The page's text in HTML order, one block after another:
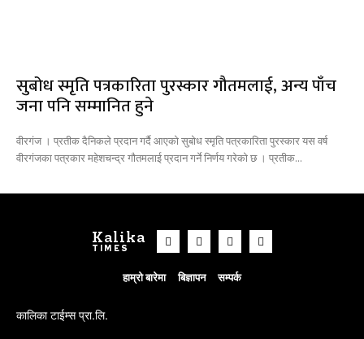
सुबोध स्मृति पत्रकारिता पुरस्कार गौतमलाई, अन्य पाँच
जना पनि सम्मानित हुने
वीरगंज । प्रतीक दैनिकले प्रदान गर्दै आएको सुबोध स्मृति पत्रकारिता पुरस्कार यस वर्ष
वीरगंजका पत्रकार महेशचन्द्र गौतमलाई प्रदान गर्ने निर्णय गरेको छ । प्रतीक...
Kalika
TIMES
हाम्रो बारेमा बिज्ञापन सम्पर्क
कालिका टाईम्स प्रा.लि.